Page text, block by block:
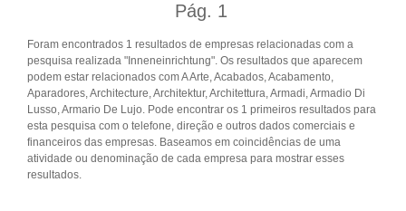
Pág. 1
Foram encontrados 1 resultados de empresas relacionadas com a
pesquisa realizada "Inneneinrichtung". Os resultados que aparecem
podem estar relacionados com A Arte, Acabados, Acabamento,
Aparadores, Architecture, Architektur, Architettura, Armadi, Armadio Di
Lusso, Armario De Lujo. Pode encontrar os 1 primeiros resultados para
esta pesquisa com o telefone, direção e outros dados comerciais e
financeiros das empresas. Baseamos em coincidências de uma
atividade ou denominação de cada empresa para mostrar esses
resultados.